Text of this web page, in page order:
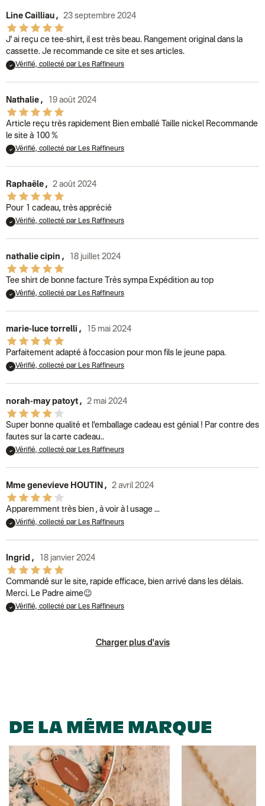
Line Cailliau , 23 septembre 2024
J' ai reçu ce tee-shirt, il est très beau. Rangement original dans la
cassette. Je recommande ce site et ses articles.
Vérifié, collecté par Les Raffineurs
Nathalie , 19 août 2024
Article reçu très rapidement Bien emballé Taille nickel Recommande
le site à 100 %
Vérifié, collecté par Les Raffineurs
Raphaële , 2 août 2024
Pour 1 cadeau, très apprécié
Vérifié, collecté par Les Raffineurs
nathalie cipin , 18 juillet 2024
Tee shirt de bonne facture Très sympa Expédition au top
Vérifié, collecté par Les Raffineurs
marie-luce torrelli , 15 mai 2024
Parfaitement adapté à l'occasion pour mon fils le jeune papa.
Vérifié, collecté par Les Raffineurs
norah-may patoyt , 2 mai 2024
Super bonne qualité et l’emballage cadeau est génial ! Par contre des
fautes sur la carte cadeau..
Vérifié, collecté par Les Raffineurs
Mme genevieve HOUTIN , 2 avril 2024
Apparemment très bien , à voir à l usage ...
Vérifié, collecté par Les Raffineurs
Ingrid , 18 janvier 2024
Commandé sur le site, rapide efficace, bien arrivé dans les délais.
Merci. Le Padre aime😉
Vérifié, collecté par Les Raffineurs
Charger plus d'avis
DE LA MÊME MARQUE